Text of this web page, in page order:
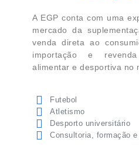
A EGP conta com uma
mercado da
venda direta ao
importação e
alimentar e desportiva no
Futebol
Atletismo
Desporto universitário
Consultoria, formação